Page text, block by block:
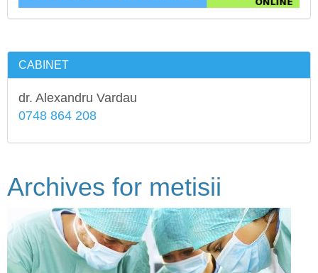
CABINET
dr. Alexandru Vardau
0748 864 208
Archives for metisii